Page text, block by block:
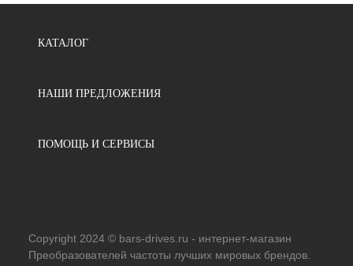
КАТАЛОГ
НАШИ ПРЕДЛОЖЕНИЯ
ПОМОЩЬ И СЕРВИСЫ
Copyright 2024 © bars-drives.ru - интернет-магазин
Преобразователей частоты лучших мировых брендов.